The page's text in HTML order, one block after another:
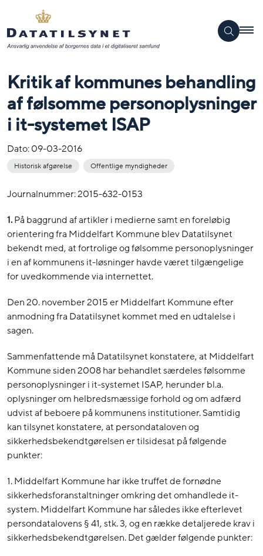
Kritik af kommunes behandling
af følsomme personoplysninger
i it-systemet ISAP
Dato:09-03-2016
Historisk afgørelse Offentlige myndigheder
Journalnummer: 2015-632-0153
1.På baggrund af artikler i medierne samt en foreløbig
orientering fra Middelfart Kommune blev Datatilsynet
bekendt med, at fortrolige og følsomme personoplysninger
i en af kommunens it-løsninger havde været tilgængelige
for uvedkommende via internettet.
Den 20. november 2015 er Middelfart Kommune efter
anmodning fra Datatilsynet kommet med en udtalelse i
sagen.
Sammenfattende må Datatilsynet konstatere, at Middelfart
Kommune siden 2008 har behandlet særdeles følsomme
personoplysninger i it-systemet ISAP, herunder bl.a.
oplysninger om helbredsmæssige forhold og om adfærd
udvist af beboere på kommunens institutioner. Samtidig
kan tilsynet konstatere, at persondataloven og
sikkerhedsbekendtgørelsen er tilsidesat på følgende
punkter:
1. Middelfart Kommune har ikke truffet de fornødne
sikkerhedsforanstaltninger omkring det omhandlede it-
system. Middelfart Kommune har således ikke efterlevet
persondatalovens § 41, stk. 3, og en række detaljerede krav i
sikkerhedsbekendtgørelsen. Det gælder følgende punkter: